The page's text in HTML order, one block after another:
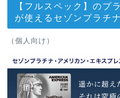
【フルスペック】のプ
が使えるセゾンプラチ
（個人向け）